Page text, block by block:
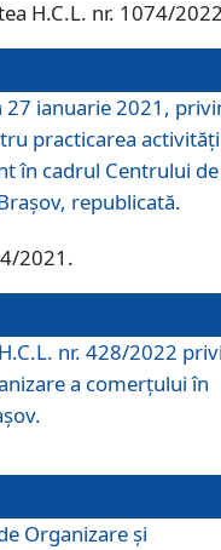
H.C.L. nr. 1074/
27 ianuarie 2021,
practicarea
în cadrul Centrului de
republicată.
2021.
nr. 428/2022
a comerțului în
Organizare și